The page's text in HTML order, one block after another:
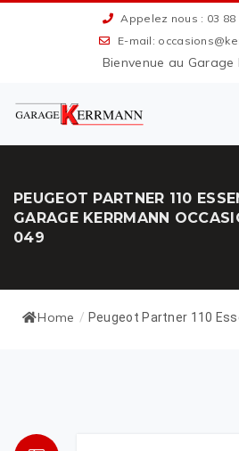
Appelez nous : 03 88
E-mail:
Bienvenue au Garage
PEUGEOT PARTNER 110
GARAGE KERRMANN
049
Home / Peugeot Partner 110